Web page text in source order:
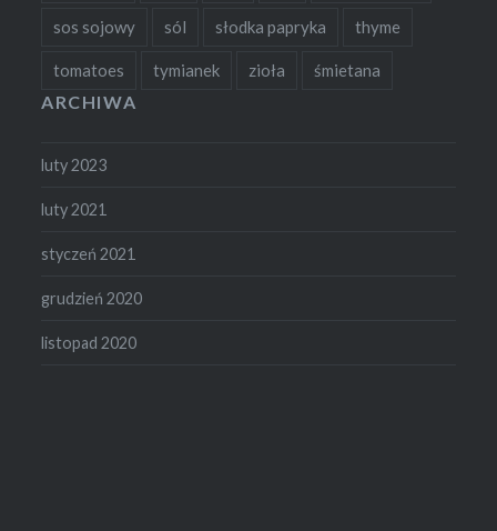
sos sojowy sól słodka papryka thyme
tomatoes tymianek zioła śmietana
ARCHIWA
luty 2023
luty 2021
styczeń 2021
grudzień 2020
listopad 2020